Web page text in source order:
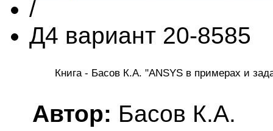
/
Д4 вариант 20-8585
Книга - Басов К.А. "ANSYS в примерах и
Автор: Басов К.А.